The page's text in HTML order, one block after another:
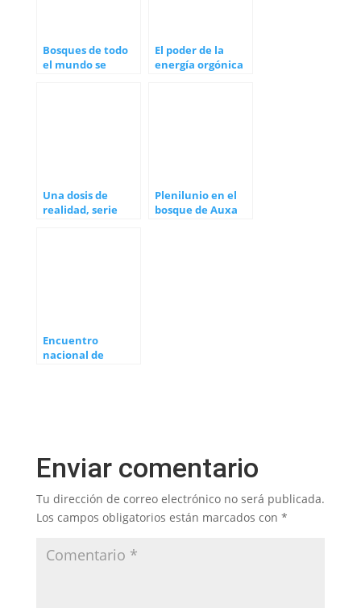
Bosques de todo
el mundo se
El poder de la
energía orgónica
Una dosis de
realidad, serie
Plenilunio en el
bosque de Auxa
Encuentro
nacional de
Enviar comentario
Tu dirección de correo electrónico no será publicada.
Los campos obligatorios están marcados con *